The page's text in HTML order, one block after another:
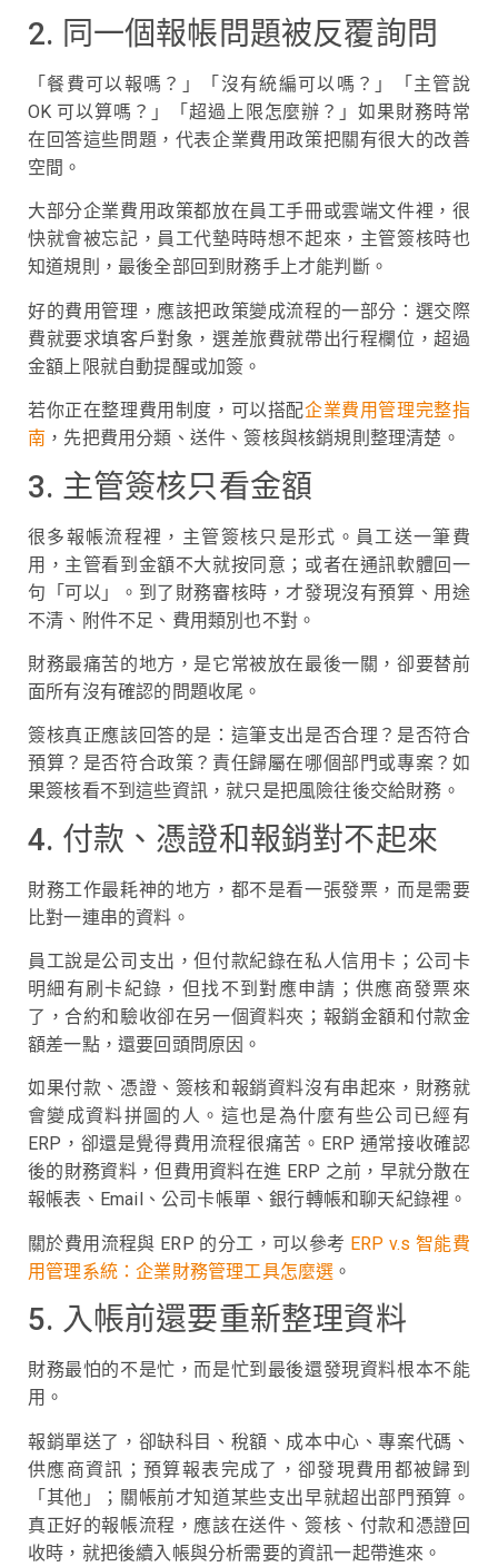
2. 同一個報帳問題被反覆詢問
「餐費可以報嗎？」「沒有統編可以嗎？」「主管說
OK 可以算嗎？」「超過上限怎麼辦？」如果財務時常
在回答這些問題，代表企業費用政策把關有很大的改善
空間。
大部分企業費用政策都放在員工手冊或雲端文件裡，很
快就會被忘記，員工代墊時時想不起來，主管簽核時也
知道規則，最後全部回到財務手上才能判斷。
好的費用管理，應該把政策變成流程的一部分：選交際
費就要求填客戶對象，選差旅費就帶出行程欄位，超過
金額上限就自動提醒或加簽。
若你正在整理費用制度，可以搭配企業費用管理完整指
南 ，先把費用分類、送件、簽核與核銷規則整理清楚。
3. 主管簽核只看金額
很多報帳流程裡，主管簽核只是形式。員工送一筆費
用，主管看到金額不大就按同意；或者在通訊軟體回一
句「可以」。到了財務審核時，才發現沒有預算、用途
不清、附件不足、費用類別也不對。
財務最痛苦的地方，是它常被放在最後一關，卻要替前
面所有沒有確認的問題收尾。
簽核真正應該回答的是：這筆支出是否合理？是否符合
預算？是否符合政策？責任歸屬在哪個部門或專案？如
果簽核看不到這些資訊，就只是把風險往後交給財務。
4. 付款、憑證和報銷對不起來
財務工作最耗神的地方，都不是看一張發票，而是需要
比對一連串的資料。
員工說是公司支出，但付款紀錄在私人信用卡；公司卡
明細有刷卡紀錄，但找不到對應申請；供應商發票來
了，合約和驗收卻在另一個資料夾；報銷金額和付款金
額差一點，還要回頭問原因。
如果付款、憑證、簽核和報銷資料沒有串起來，財務就
會變成資料拼圖的人。這也是為什麼有些公司已經有
ERP，卻還是覺得費用流程很痛苦。ERP 通常接收確認
後的財務資料，但費用資料在進 ERP 之前，早就分散在
報帳表、Email、公司卡帳單、銀行轉帳和聊天紀錄裡。
關於費用流程與 ERP 的分工，可以參考 ERP v.s 智能費
用管理系統：企業財務管理工具怎麼選 。
5. 入帳前還要重新整理資料
財務最怕的不是忙，而是忙到最後還發現資料根本不能
用。
報銷單送了，卻缺科目、稅額、成本中心、專案代碼、
供應商資訊；預算報表完成了，卻發現費用都被歸到
「其他」；關帳前才知道某些支出早就超出部門預算。
真正好的報帳流程，應該在送件、簽核、付款和憑證回
收時，就把後續入帳與分析需要的資訊一起帶進來。